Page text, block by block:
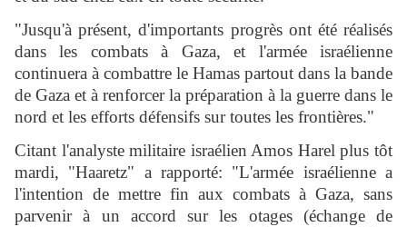
"Jusqu'à présent, d'importants progrès ont été réalisés
dans les combats à Gaza, et l'armée israélienne
continuera à combattre le Hamas partout dans la bande
de Gaza et à renforcer la préparation à la guerre dans le
nord et les efforts défensifs sur toutes les frontières."
Citant l'analyste militaire israélien Amos Harel plus tôt
mardi, "Haaretz" a rapporté: "L'armée israélienne a
l'intention de mettre fin aux combats à Gaza, sans
parvenir à un accord sur les otages (échange de